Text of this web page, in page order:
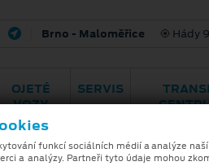
Brno - Maloměřice Hády
Zvýhodněná nabídka
OJETÉ
VOZY
SERVIS
funkcí sociálních médií a analýze
a analýzy. Partneři tyto údaje mohou